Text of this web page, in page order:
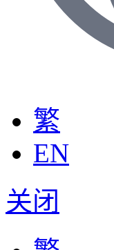
繁
EN
关闭